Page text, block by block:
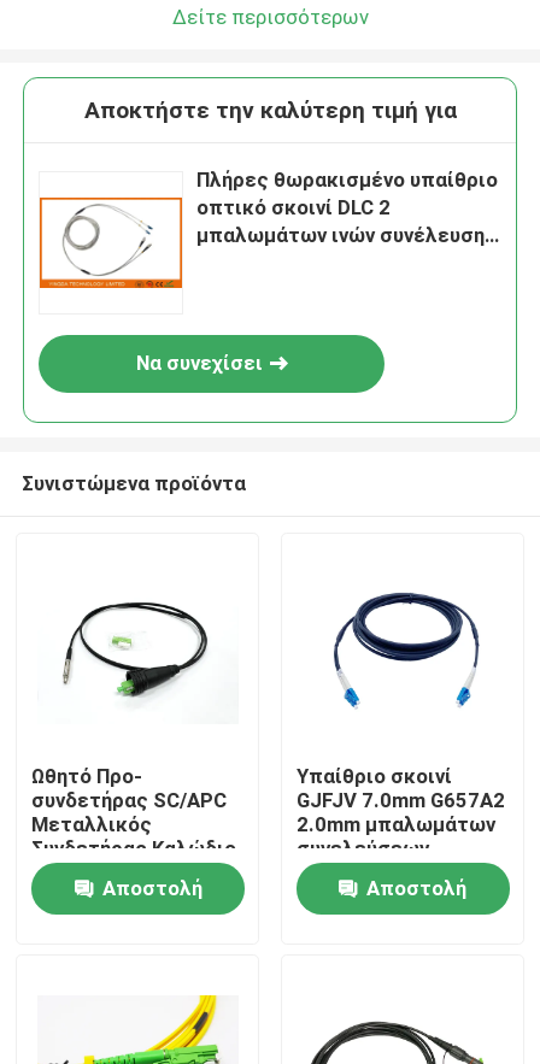
Σπίτι
Περίπου εμείς
Δείτε περισσότερων
Αποκτήστε την καλύτερη τιμή για
Πλήρες θωρακισμένο υπαίθριο
οπτικό σκοινί DLC 2
μπαλωμάτων ινών συνέλευση
Να συνεχίσει
Συνιστώμενα προϊόντα
Ωθητό Προ-
συνδετήρας SC/APC
Μεταλλικός
Συνδετήρας Καλώδιο
Patch Οπτικών Ινών
Μαύρο Για Διέλευση
Μέσω Αγωγού Και
Αποστολή
Υπαίθριο σκοινί
GJFJV 7.0mm G657A2
2.0mm μπαλωμάτων
συνελεύσεων
οπτικών καλωδίων
FTTA LC διπλό
Αποστολή